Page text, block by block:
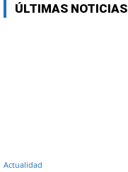
ÚLTIMAS NOTICIAS
Actualidad